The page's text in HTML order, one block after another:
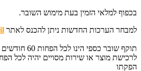
בכפוף למלאי הזמין בעת מימוש השובר.
למבחר הערכות החדשות ניתן להכנס לאתר
תוקף שובר
הפקתו